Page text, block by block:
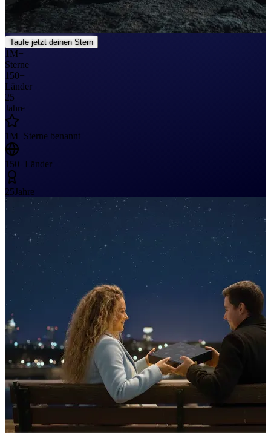
Taufe jetzt deinen Stern
1M+
Sterne
150+
Länder
25
Jahre
1M+Sterne benannt
150+Länder
25Jahre